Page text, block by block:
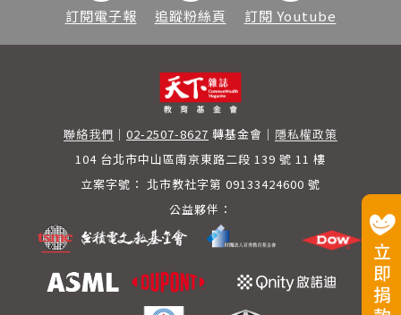
訂閱電子報 追蹤粉絲頁 訂閱 Youtube
聯絡我們 ｜ 02-2507-8627 轉基金會 ｜ 隱私權政策
104 台北市中山區南京東路二段 139 號 11 樓
立案字號： 北市教社字第 09133424600 號
公益夥伴：